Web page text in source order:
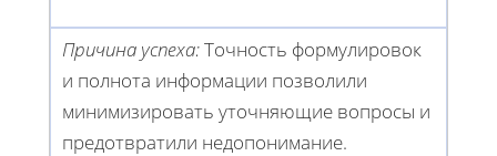
Причина успеха:Точность формулировок
и полнота информации позволили
минимизировать уточняющие вопросы и
предотвратили недопонимание.